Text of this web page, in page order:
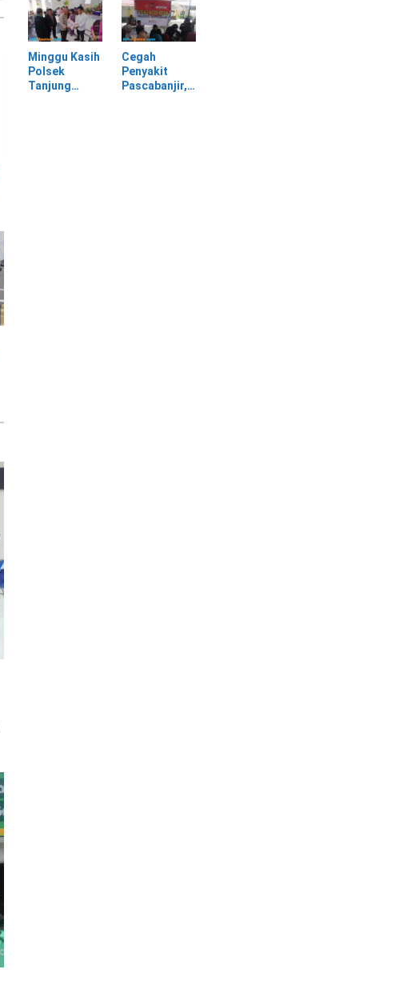
Kekerasan di
Kawasan PT
IMIP
Kekerasan
Dalam Rumah
Tangga di
Pasar Kota
Krui
Minggu Kasih
Polsek
Tanjung
Cegah
Penyakit
Pascabanjir,